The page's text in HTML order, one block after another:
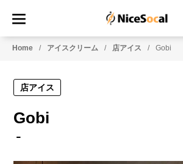
Home アイスクリーム 店アイス Gobi
店アイス
Gobi